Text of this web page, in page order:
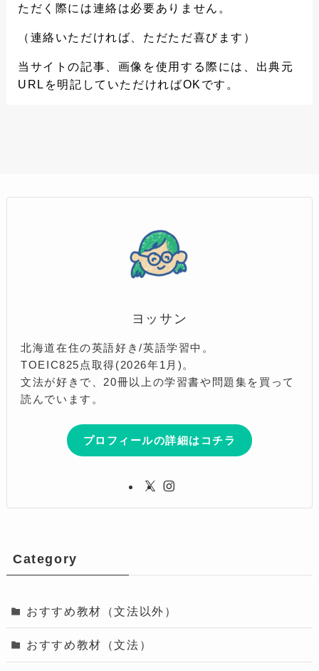
ただく際には連絡は必要ありません。
（連絡いただければ、ただただ喜びます）
当サイトの記事、画像を使用する際には、出典元
URLを明記していただければOKです。
ヨッサン
北海道在住の英語好き/英語学習中。
TOEIC825点取得(2026年1月)。
文法が好きで、20冊以上の学習書や問題集を買って
読んでいます。
プロフィールの詳細はコチラ
Category
おすすめ教材（文法以外）
おすすめ教材（文法）